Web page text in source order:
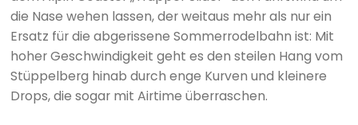
die Nase wehen lassen, der weitaus mehr als nur ein
Ersatz für die abgerissene Sommerrodelbahn ist: Mit
hoher Geschwindigkeit geht es den steilen Hang vom
Stüppelberg hinab durch enge Kurven und kleinere
Drops, die sogar mit Airtime überraschen.